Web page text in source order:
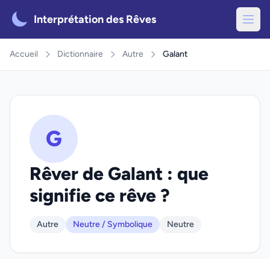
Interprétation des Rêves
Accueil Dictionnaire Autre Galant
G
Rêver de Galant : que
signifie ce rêve ?
Autre Neutre / Symbolique Neutre